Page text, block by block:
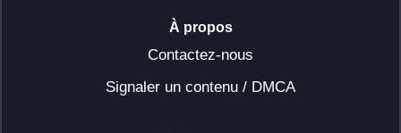
À propos
Contactez-nous
Signaler un contenu / DMCA